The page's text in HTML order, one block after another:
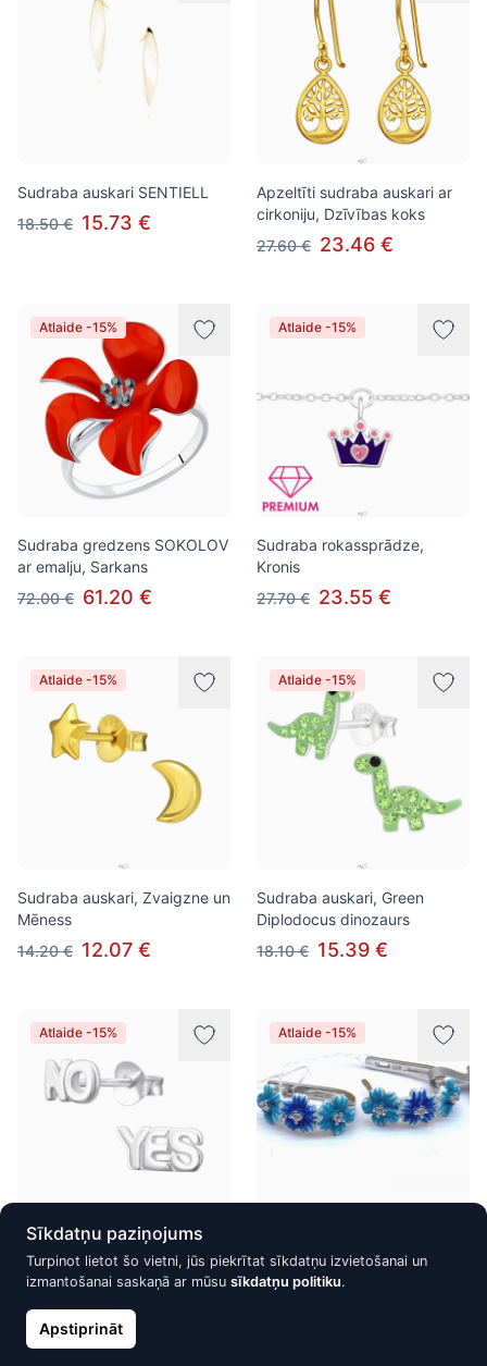
Sudraba auskari SENTIELL
18.50 € 15.73 €
Apzeltīti sudraba auskari ar
cirkoniju, Dzīvības koks
27.60 € 23.46 €
Atlaide -15%
Sudraba gredzens SOKOLOV
ar emalju, Sarkans
72.00 € 61.20 €
Atlaide -15%
Sudraba rokassprādze,
Kronis
27.70 € 23.55 €
Atlaide -15%
Sudraba auskari, Zvaigzne un
Mēness
14.20 € 12.07 €
Atlaide -15%
Sudraba auskari, Green
Diplodocus dinozaurs
18.10 € 15.39 €
Atlaide -15%
Vienkrāsaini sudraba auskari,
Yes/No
Atlaide -15%
ar kubisko cirkoniju, Ziedi
Sīkdatņu paziņojums
Turpinot lietot šo vietni, jūs piekrītat sīkdatņu izvietošanai un
izmantošanai saskaņā ar mūsu sīkdatņu politiku.
Apstiprināt